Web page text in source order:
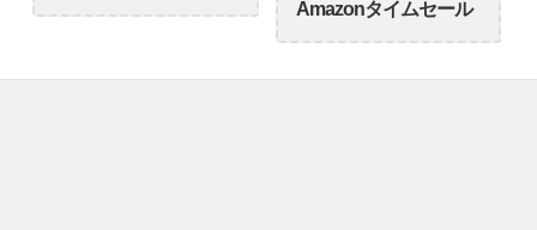
Amazonタイムセール